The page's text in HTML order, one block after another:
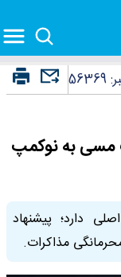
56369
مسی به نوکمپ
دارد؛ پیشنهاد
مذاکرات.